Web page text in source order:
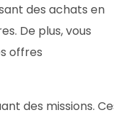
des achats en
De plus, vous
offres
des missions.